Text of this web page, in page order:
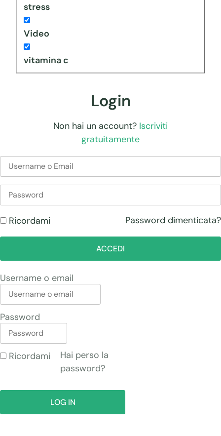
stress
Video
vitamina c
Login
Non hai un account? Iscriviti
gratuitamente
Ricordami
ACCEDI
Password dimenticata?
Username o email
Password
Ricordami
LOG IN
Hai perso la
password?